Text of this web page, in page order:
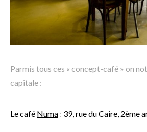
Parmis tous ces « concept-café » on
capitale :
Le café Numa : 39, rue du Caire, 2ème